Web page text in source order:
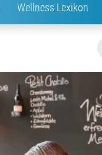
Wellness Lexikon